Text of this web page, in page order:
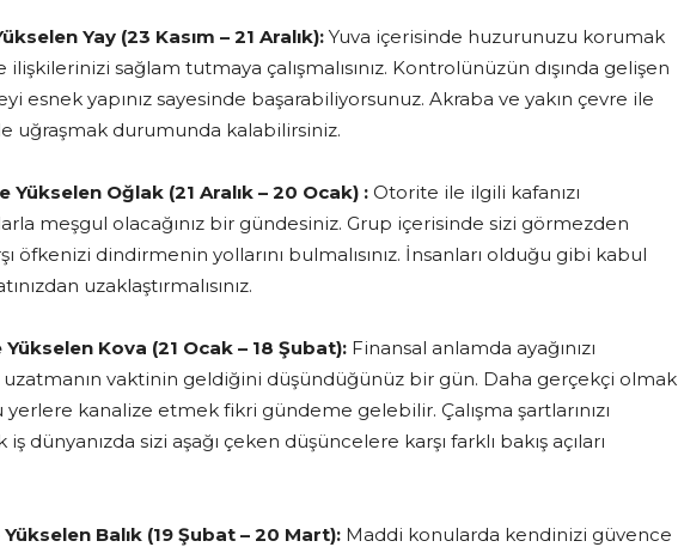
Yay (23 Kasım – 21 Aralık): Yuva içerisinde huzurunuzu korumak
sağlam tutmaya çalışmalısınız. Kontrolünüzün dışında gelişen
esnek yapınız sayesinde başarabiliyorsunuz. Akraba ve yakın çevre ile
uğraşmak durumunda kalabilirsiniz.
Yükselen Oğlak (21 Aralık – 20 Ocak) : Otorite ile ilgili kafanızı
meşgul olacağınız bir gündesiniz. Grup içerisinde sizi görmezden
öfkenizi dindirmenin yollarını bulmalısınız. İnsanları olduğu gibi kabul
uzaklaştırmalısınız.
Kova (21 Ocak – 18 Şubat): Finansal anlamda ayağınızı
uzatmanın vaktinin geldiğini düşündüğünüz bir gün. Daha gerçekçi olmak
yerlere kanalize etmek fikri gündeme gelebilir. Çalışma şartlarınızı
dünyanızda sizi aşağı çeken düşüncelere karşı farklı bakış açıları
Yükselen Balık (19 Şubat – 20 Mart): Maddi konularda kendinizi güvence